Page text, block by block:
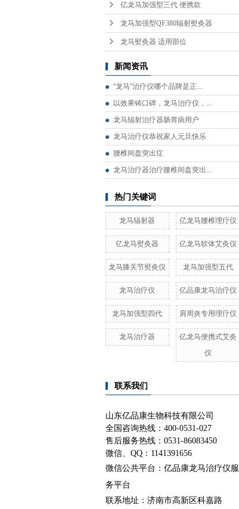
亿龙马加强型三代 便携款
龙马加强型QF380辐射熨灸器
龙马熨灸器 适用部位
新闻资讯
“龙马”治疗仪哪个品牌是正...
以效果铸口碑，龙马治疗仪，...
龙马辐射治疗器肠胃病用户
龙马治疗仪恭祝家人元旦快乐
腰椎间盘突出症
龙马治疗器治疗腰椎间盘突出...
热门关键词
龙马辐射器 亿龙马腰椎理疗仪
亿龙马熨灸器 亿龙马软体艾灸仪
龙马膝关节熨灸仪 龙马加强型五代
龙马治疗仪 亿品康龙马治疗仪
龙马加强型四代 肩周炎专用理疗仪
龙马治疗器
亿龙马便携式艾灸
仪
联系我们
山东亿品康生物科技有限公司
全国咨询热线：400-0531-027
售后服务热线：0531-86083450
微信、QQ：1141391656
微信公共平台：亿品康龙马治疗仪服
务平台
联系地址： 济南市高新区科嘉路